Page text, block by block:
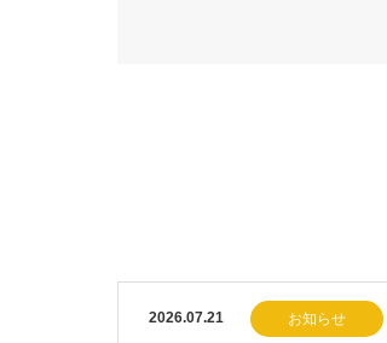
2026.07.21 お知らせ